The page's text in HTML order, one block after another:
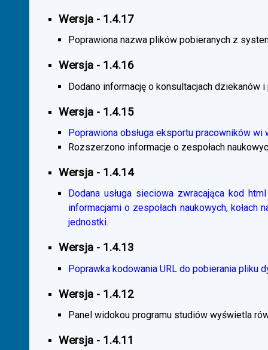
Wersja - 1.4.17
Poprawiona nazwa plików pobieranych z
Wersja - 1.4.16
Dodano informację o konsultacjach dziekanów
Wersja - 1.4.15
Poprawiona obsługa eksportu pracowników wi
Rozszerzono informacje o zespołach
Wersja - 1.4.14
Dodana usługa sieciowa zwracająca kod
informacjami o zespołach naukowych,
jednostki.
Wersja - 1.4.13
Poprawka kodowania URL do pobierania pliku
Wersja - 1.4.12
Panel widokou programu studiów wyświetla
Wersja - 1.4.11